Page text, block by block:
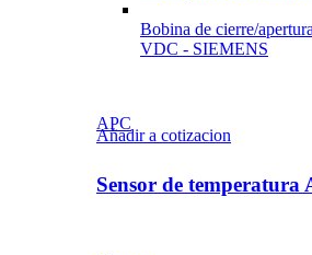
Bobina de cierre/
VDC - SIEMENS
APC
Añadir a cotizacion
Sensor de temperatura